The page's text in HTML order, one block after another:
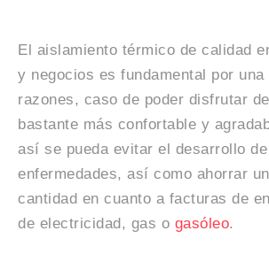
El aislamiento térmico de calidad
y negocios es fundamental por una
razones, caso de poder disfrutar
bastante más confortable y
así se pueda evitar el desarrollo
enfermedades, así como ahorrar
cantidad en cuanto a facturas de
de electricidad, gas o gasóleo.